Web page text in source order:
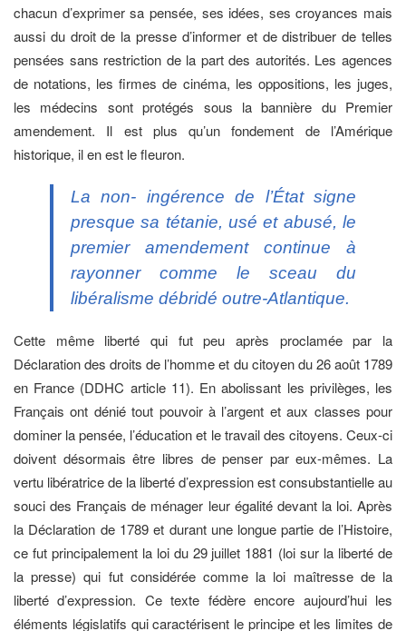
chacun d’exprimer sa pensée, ses idées, ses croyances mais
aussi du droit de la presse d’informer et de distribuer de telles
pensées sans restriction de la part des autorités. Les agences
de notations, les firmes de cinéma, les oppositions, les juges,
les médecins sont protégés sous la bannière du Premier
amendement. Il est plus qu’un fondement de l’Amérique
historique, il en est le fleuron.
La non- ingérence de l’État signe
presque sa tétanie, usé et abusé, le
premier amendement continue à
rayonner comme le sceau du
libéralisme débridé outre-Atlantique.
Cette même liberté qui fut peu après proclamée par la
Déclaration des droits de l’homme et du citoyen du 26 août 1789
en France (DDHC article 11). En abolissant les privilèges, les
Français ont dénié tout pouvoir à l’argent et aux classes pour
dominer la pensée, l’éducation et le travail des citoyens. Ceux-ci
doivent désormais être libres de penser par eux-mêmes. La
vertu libératrice de la liberté d’expression est consubstantielle au
souci des Français de ménager leur égalité devant la loi. Après
la Déclaration de 1789 et durant une longue partie de l’Histoire,
ce fut principalement la loi du 29 juillet 1881 (loi sur la liberté de
la presse) qui fut considérée comme la loi maîtresse de la
liberté d’expression. Ce texte fédère encore aujourd’hui les
éléments législatifs qui caractérisent le principe et les limites de